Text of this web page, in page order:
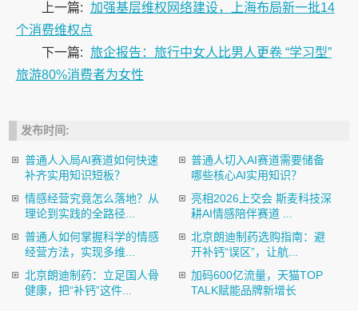
上一篇: 加强基层维权网络建设，上海布局新一批14
个消费维权点
下一篇: 旅企报告：旅行中女人比男人更卷 “学习型”
旅游80%消费者为女性
发布时间:
普通人入局AI赛道如何快速
补齐实用知识短板？
普通人切入AI赛道需要储备
哪些核心AI实用知识？
情感经营究竟怎么落地？从
理论到实践的全路径...
亮相2026上交会 斯麦科技深
耕AI情感陪伴赛道 ...
普通人如何掌握科学的情感
经营方法，实现多维...
北京朗迪制药选购指南：避
开补钙“误区”，让航...
北京朗迪制药：立足国人骨
健康，把“补钙”这件...
加码600亿流量，天猫TOP
TALK赋能品牌新增长